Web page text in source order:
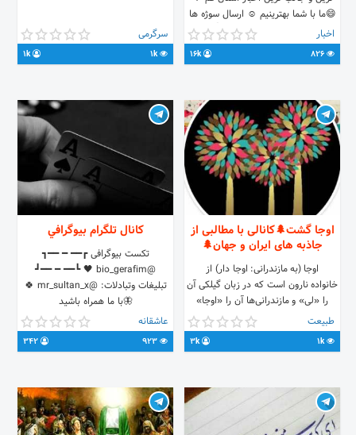
😄ما با شما بهترینیم ☺️ ارسال سوژه ها
، انتقادات و پیشنهادات 👇
@qome_jadid_Admin 🇮🇷تحت
لوای قوانین جمهوری اسلامی ایران 🇮🇷
اخبار
16k
سرگرمی
1k
1k
اوجا گشت🌲کانالی با مطالبی از
جاذبه های ایران و جهان🌲
اوجا (به مازندرانی: اوجا دار) از
خانواده نارون است که در زبان گیلکی آن
را «لی» و مازندرانی‌ها آن را «اوجا»
می‌نامند. 🌲کانالی با مطالبی از جاذبه
های ایران و جهان🌲 جهت دادن نظرات
و پیشنهادات با آیدی زیر در ارتباط
طبیعت
1k
3k
کانال تلگرام بيوگرافي
تکست بیوگرافی ┏━━ ━ ━━┓
@bio_gerafim 🖤 ┗━━ ━ ━━┛
تبلیغات وتبادلات: @mr_sultan_x 🍀
🦋با ما همراه باشید
عاشقانه